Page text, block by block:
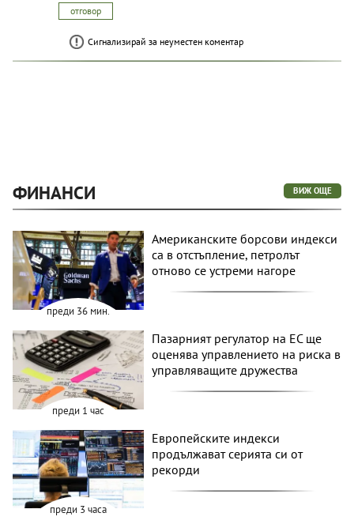
отговор
Сигнализирай за неуместен коментар
ФИНАНСИ ВИЖ ОЩЕ
преди 36 мин.
Американските борсови индекси
са в отстъпление, петролът
отново се устреми нагоре
преди 1 час
Пазарният регулатор на ЕС ще
оценява управлението на риска в
управляващите дружества
преди 3 часа
Европейските индекси
продължават серията си от
рекорди